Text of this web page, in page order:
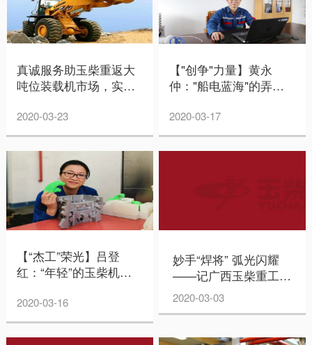
真诚服务助玉柴重返大
吨位装载机市场，实现
2020-03-23
【"创争"力量】黄永
仲："船电蓝海"的弄潮
2020-03-17
【“杰工”荣光】吕登
红：“年轻”的玉柴机器
2020-03-16
妙手“焊将” 弧光闪耀
——记广西玉柴重工有
限公司高级技师刘英佳
2020-03-03